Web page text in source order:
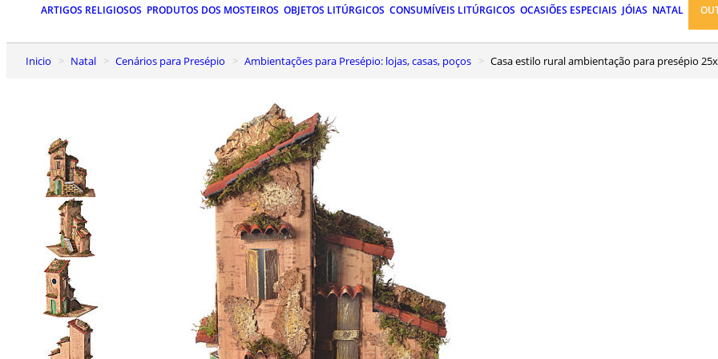
ARTIGOS RELIGIOSOS PRODUTOS DOS MOSTEIROS OBJETOS LITÚRGICOS CONSUMÍVEIS LITÚRGICOS OCASIÕES ESPECIAIS JÓIAS NATAL
Inicio Natal Cenários para Presépio Ambientações para Presépio: lojas, casas, poços Casa estilo rural ambientação para presépio